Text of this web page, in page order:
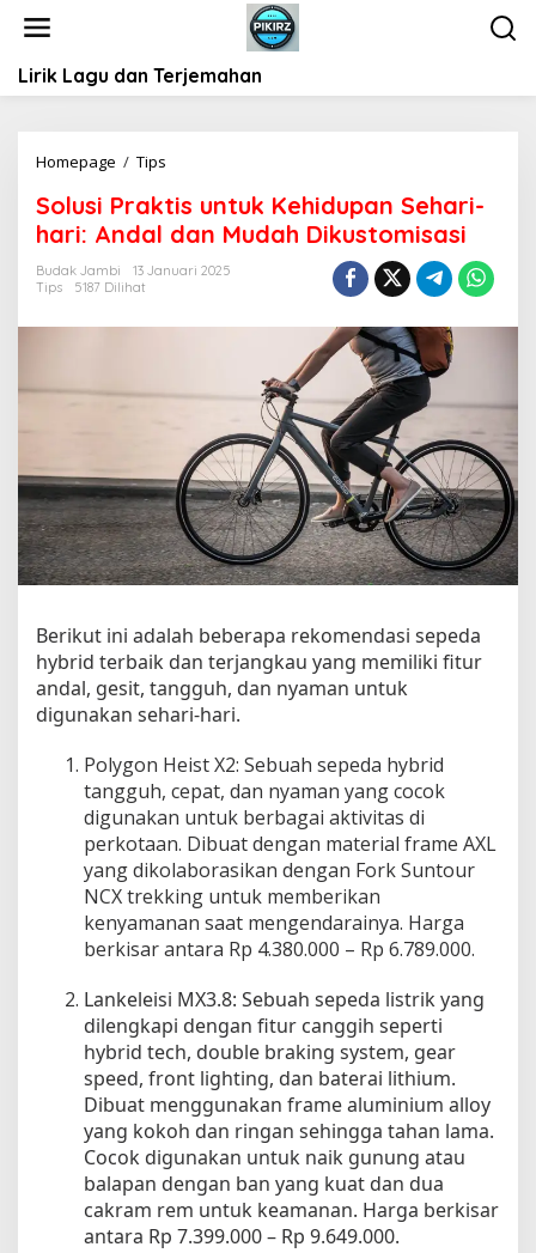
Lirik Lagu dan Terjemahan
Homepage / Tips
l
u
i
r
t
n
t
u
k
K
h
d
u
a
n
e
h
a
r
i
-
a
r
i
:
n
d
a
l
d
a
Solusi Praktis untuk Kehidupan Sehari-
hari: Andal dan Mudah Dikustomisasi
Budak Jambi
13 Januari 2025
Tips
5187 Dilihat
Berikut ini adalah beberapa rekomendasi sepeda
hybrid terbaik dan terjangkau yang memiliki fitur
andal, gesit, tangguh, dan nyaman untuk
digunakan sehari-hari.
Polygon Heist X2: Sebuah sepeda hybrid
tangguh, cepat, dan nyaman yang cocok
digunakan untuk berbagai aktivitas di
perkotaan. Dibuat dengan material frame AXL
yang dikolaborasikan dengan Fork Suntour
NCX trekking untuk memberikan
kenyamanan saat mengendarainya. Harga
berkisar antara Rp 4.380.000 – Rp 6.789.000.
Lankeleisi MX3.8: Sebuah sepeda listrik yang
dilengkapi dengan fitur canggih seperti
hybrid tech, double braking system, gear
speed, front lighting, dan baterai lithium.
Dibuat menggunakan frame aluminium alloy
yang kokoh dan ringan sehingga tahan lama.
Cocok digunakan untuk naik gunung atau
balapan dengan ban yang kuat dan dua
cakram rem untuk keamanan. Harga berkisar
antara Rp 7.399.000 – Rp 9.649.000.